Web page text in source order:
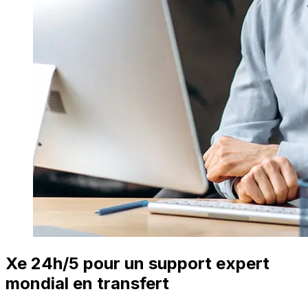
Xe 24h/5 pour un support expert
mondial en transfert